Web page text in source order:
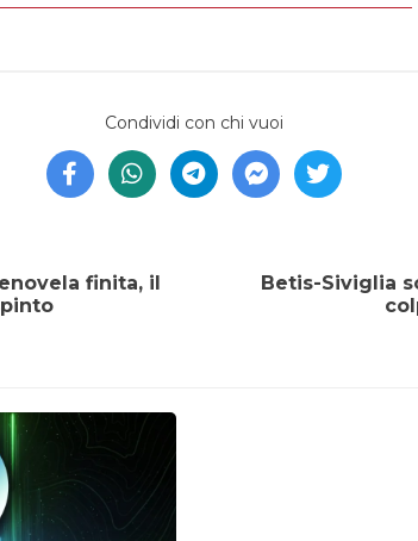
Condividi con chi vuoi
finita, il
Betis-Siviglia